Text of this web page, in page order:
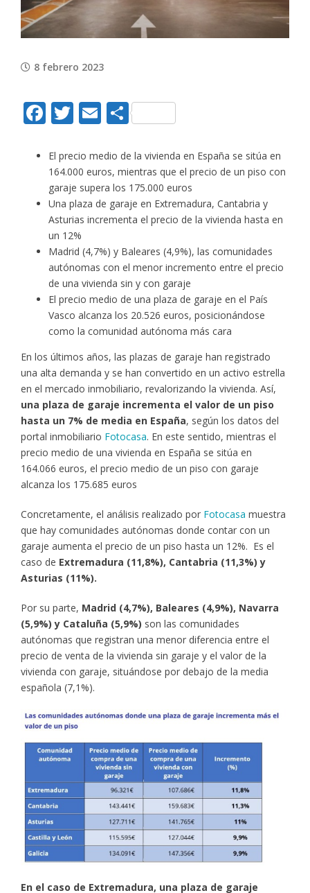
8 febrero 2023
Facebook
Twitter
EmailCompartir
El precio medio de la vivienda en España se sitúa en
164.000 euros, mientras que el precio de un piso con
garaje supera los 175.000 euros
Una plaza de garaje en Extremadura, Cantabria y
Asturias incrementa el precio de la vivienda hasta en
un 12%
Madrid (4,7%) y Baleares (4,9%), las comunidades
autónomas con el menor incremento entre el precio
de una vivienda sin y con garaje
El precio medio de una plaza de garaje en el País
Vasco alcanza los 20.526 euros, posicionándose
como la comunidad autónoma más cara
En los últimos años, las plazas de garaje han registrado
una alta demanda y se han convertido en un activo estrella
en el mercado inmobiliario, revalorizando la vivienda. Así,
una plaza de garaje incrementa el valor de un piso
hasta un 7% de media en España, según los datos del
portal inmobiliario Fotocasa. En este sentido, mientras el
precio medio de una vivienda en España se sitúa en
164.066 euros, el precio medio de un piso con garaje
alcanza los 175.685 euros
Concretamente, el análisis realizado por Fotocasa muestra
que hay comunidades autónomas donde contar con un
garaje aumenta el precio de un piso hasta un 12%. Es el
caso de Extremadura (11,8%), Cantabria (11,3%) y
Asturias (11%).
Por su parte, Madrid (4,7%), Baleares (4,9%), Navarra
(5,9%) y Cataluña (5,9%) son las comunidades
autónomas que registran una menor diferencia entre el
precio de venta de la vivienda sin garaje y el valor de la
vivienda con garaje, situándose por debajo de la media
española (7,1%).
En el caso de Extremadura, una plaza de garaje